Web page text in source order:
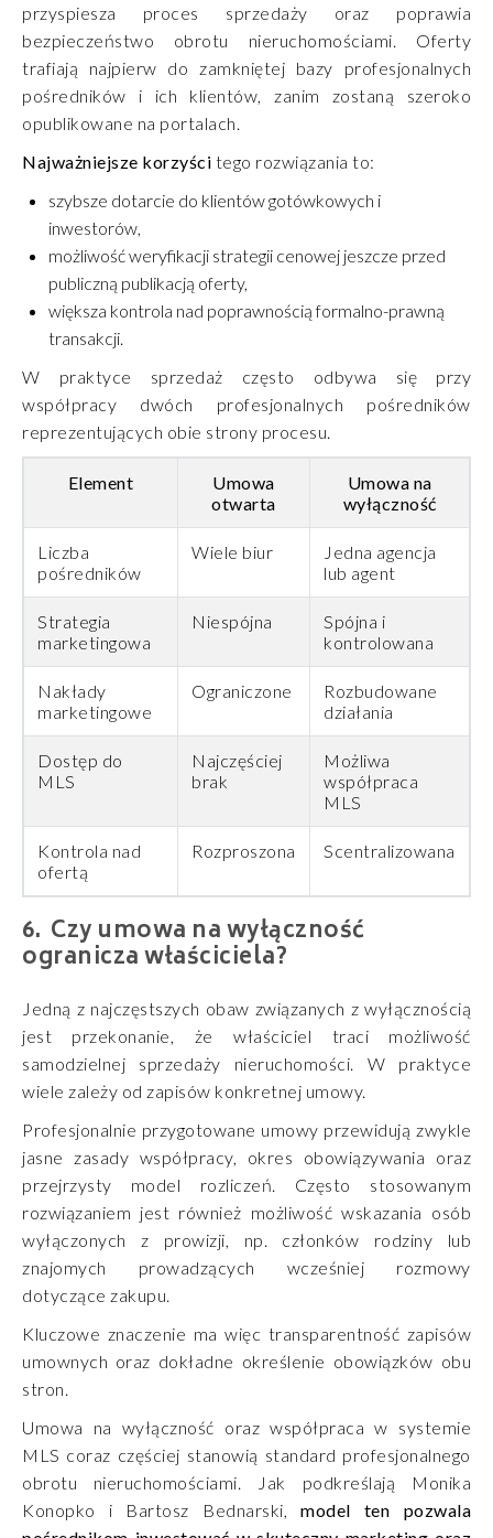
przyspiesza proces sprzedaży oraz poprawia
bezpieczeństwo obrotu nieruchomościami. Oferty
trafiają najpierw do zamkniętej bazy profesjonalnych
pośredników i ich klientów, zanim zostaną szeroko
opublikowane na portalach.
Najważniejsze korzyści tego rozwiązania to:
szybsze dotarcie do klientów gotówkowych i
inwestorów,
możliwość weryfikacji strategii cenowej jeszcze przed
publiczną publikacją oferty,
większa kontrola nad poprawnością formalno-prawną
transakcji.
W praktyce sprzedaż często odbywa się przy
współpracy dwóch profesjonalnych pośredników
reprezentujących obie strony procesu.
Element
Umowa
otwarta
Umowa na
wyłączność
Liczba
pośredników
Wiele biur
Jedna agencja
lub agent
Strategia
marketingowa
Niespójna
Spójna i
kontrolowana
Nakłady
marketingowe
Ograniczone
Rozbudowane
działania
Dostęp do
MLS
Najczęściej
brak
Możliwa
współpraca
MLS
Kontrola nad
ofertą
Rozproszona Scentralizowana
Czy umowa na wyłączność
ogranicza właściciela?
Jedną z najczęstszych obaw związanych z wyłącznością
jest przekonanie, że właściciel traci możliwość
samodzielnej sprzedaży nieruchomości. W praktyce
wiele zależy od zapisów konkretnej umowy.
Profesjonalnie przygotowane umowy przewidują zwykle
jasne zasady współpracy, okres obowiązywania oraz
przejrzysty model rozliczeń. Często stosowanym
rozwiązaniem jest również możliwość wskazania osób
wyłączonych z prowizji, np. członków rodziny lub
znajomych prowadzących wcześniej rozmowy
dotyczące zakupu.
Kluczowe znaczenie ma więc transparentność zapisów
umownych oraz dokładne określenie obowiązków obu
stron.
Umowa na wyłączność oraz współpraca w systemie
MLS coraz częściej stanowią standard profesjonalnego
obrotu nieruchomościami. Jak podkreślają Monika
Konopko i Bartosz Bednarski,model ten pozwala